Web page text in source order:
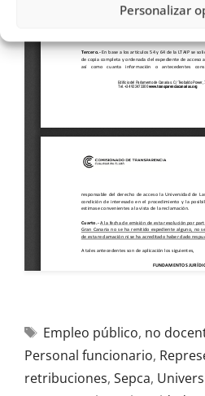
Personalizar
Empleo público, no
Personal funcionario,
retribuciones, Sepca,